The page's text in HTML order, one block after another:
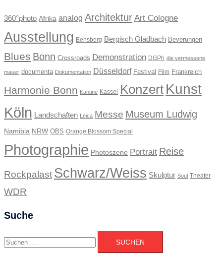
360°photo Afrika analog Architektur Art Cologne
Ausstellung Bensberg Bergisch Gladbach Beverungen
Blues Bonn Crossroads Demonstration DGPh die vermessene
mauer documenta Dokumentation Düsseldorf Festival Film Frankreich
Harmonie Bonn Kantine Kassel Konzert Kunst
Köln Landschaften Leica Messe Museum Ludwig
Namibia NRW OBS Orange Blossom Special
Photographie Photoszene Portrait Reise
Rockpalast Schwarz/Weiss Skulptur Soul Theater
WDR
Suche
Suchen
nach: